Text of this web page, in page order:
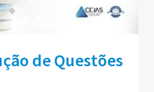
de Questões